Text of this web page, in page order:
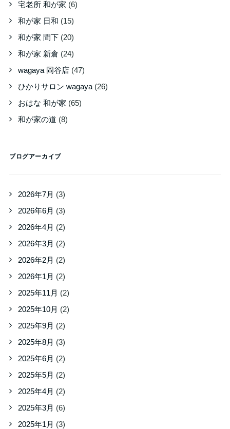
宅老所 和が家 (6)
和が家 日和 (15)
和が家 間下 (20)
和が家 新倉 (24)
wagaya 岡谷店 (47)
ひかりサロン wagaya (26)
おはな 和が家 (65)
和が家の道 (8)
ブログアーカイブ
2026年7月 (3)
2026年6月 (3)
2026年4月 (2)
2026年3月 (2)
2026年2月 (2)
2026年1月 (2)
2025年11月 (2)
2025年10月 (2)
2025年9月 (2)
2025年8月 (3)
2025年6月 (2)
2025年5月 (2)
2025年4月 (2)
2025年3月 (6)
2025年1月 (3)